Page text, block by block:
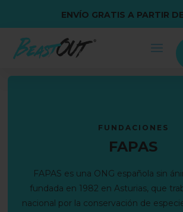
ENVÍO GRATIS A PARTIR
FUNDACIONES
FAPAS
FAPAS es una ONG española sin
fundada en 1982 en Asturias, que
nacional por la conservación de